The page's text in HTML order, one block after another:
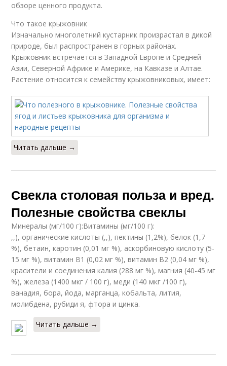
обзоре ценного продукта.
Что такое крыжовник
Изначально многолетний кустарник произрастал в дикой
природе, был распространен в горных районах.
Крыжовник встречается в Западной Европе и Средней
Азии, Северной Африке и Америке, на Кавказе и Алтае.
Растение относится к семейству крыжовниковых, имеет:
Читать дальше →
Свекла столовая польза и вред.
Полезные свойства свеклы
Минералы (мг/100 г):Витамины (мг/100 г):
,,), органические кислоты (,,), пектины (1,2%), белок (1,7
%), бетаин, каротин (0,01 мг %), аскорбиновую кислоту (5-
15 мг %), витамин В1 (0,02 мг %), витамин В2 (0,04 мг %),
красители и соединения калия (288 мг %), магния (40-45 мг
%), железа (1400 мкг / 100 г), меди (140 мкг /100 г),
ванадия, бора, йода, марганца, кобальта, лития,
молибдена, рубиди я, фтора и цинка.
Читать дальше →